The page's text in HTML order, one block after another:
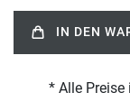
IN DEN
* Alle